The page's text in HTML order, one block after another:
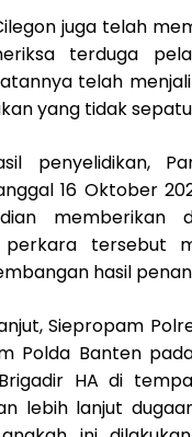
juga telah
terduga
telah
yang tidak
penyelidikan,
16 Oktober
perkara tersebut
hasil
Siepropam
Polda Banten
HA di
lebih lanjut